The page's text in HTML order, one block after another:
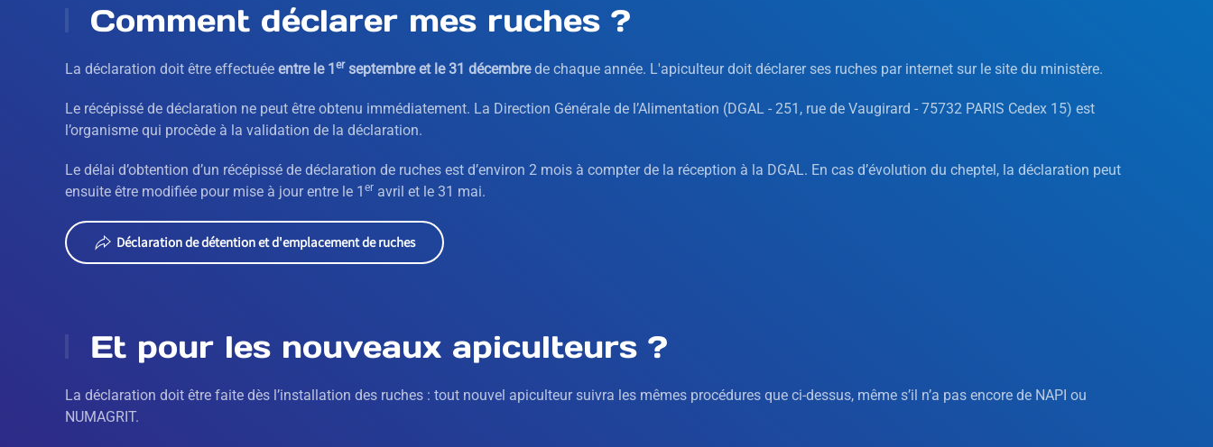
Comment déclarer mes ruches ?
La déclaration doit être effectuée entre le 1 erseptembre et le 31 décembrede chaque année. L'apiculteur doit déclarer ses ruches par internet sur le site du ministère.
Le récépissé de déclaration ne peut être obtenu immédiatement. La Direction Générale de l’Alimentation (DGAL - 251, rue de Vaugirard - 75732 PARIS Cedex 15) est
l’organisme qui procède à la validation de la déclaration.
Le délai d’obtention d’un récépissé de déclaration de ruches est d’environ 2 mois à compter de la réception à la DGAL. En cas d’évolution du cheptel, la déclaration peut
ensuite être modifiée pour mise à jour entre le 1 er avril et le 31 mai.
Déclaration de détention et d'emplacement de ruches
Et pour les nouveaux apiculteurs ?
La déclaration doit être faite dès l’installation des ruches : tout nouvel apiculteur suivra les mêmes procédures que ci-dessus, même s’il n’a pas encore de NAPI ou
NUMAGRIT.